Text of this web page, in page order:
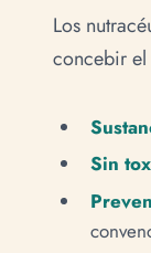
Los
concebir el
Sin